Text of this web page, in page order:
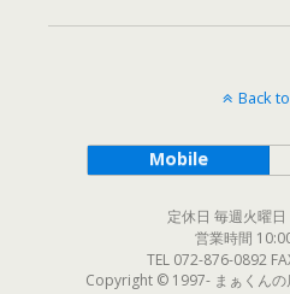
Back
Mobile
定休日 毎週火曜
営業時間
TEL 072-876-0892
Copyright © 1997- まぁくんの